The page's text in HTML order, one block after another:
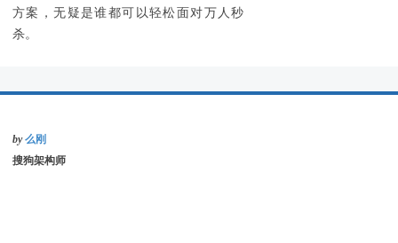
方案，无疑是谁都可以轻松面对万人秒
杀。
by 么刚
搜狗架构师